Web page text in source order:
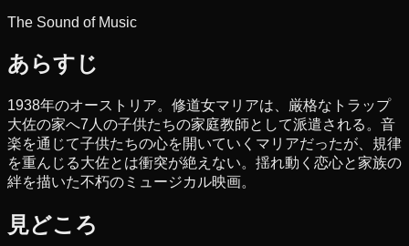
The Sound of Music
あらすじ
1938年のオーストリア。修道女マリアは、厳格なトラップ
大佐の家へ7人の子供たちの家庭教師として派遣される。音
楽を通じて子供たちの心を開いていくマリアだったが、規律
を重んじる大佐とは衝突が絶えない。揺れ動く恋心と家族の
絆を描いた不朽のミュージカル映画。
見どころ